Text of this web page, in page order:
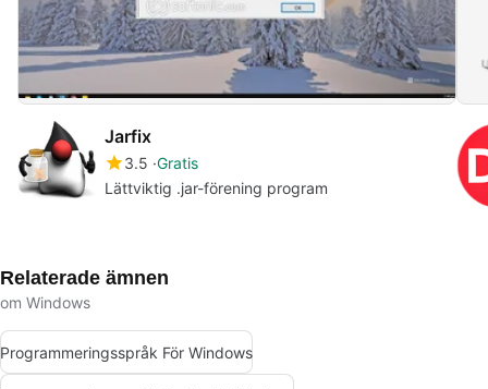
Jarfix
3.5 Gratis
Lättviktig .jar-förening program
Relaterade ämnen
om Windows
Programmeringsspråk För Windows